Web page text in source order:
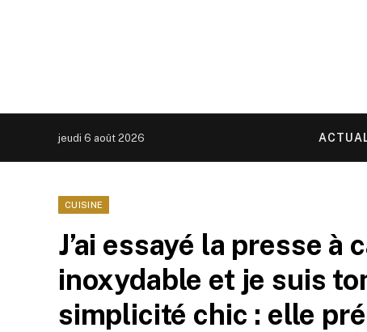
jeudi 6 août 2026
CUISINE
J’ai essayé la presse à
inoxydable et je suis
simplicité chic : elle